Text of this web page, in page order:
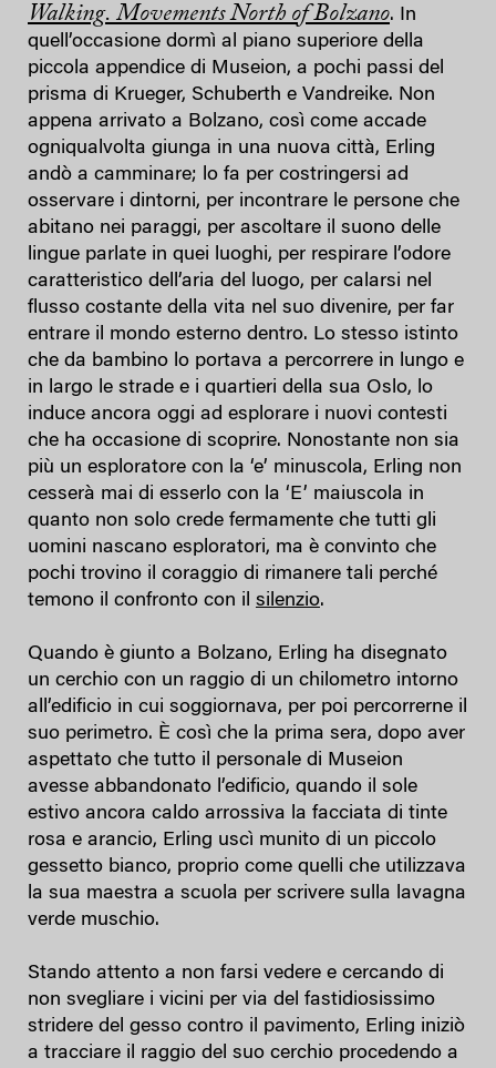
Walking. Movements North of Bolzano. In
quell’occasione dormì al piano superiore della
piccola appendice di Museion, a pochi passi del
prisma di Krueger, Schuberth e Vandreike. Non
appena arrivato a Bolzano, così come accade
ogniqualvolta giunga in una nuova città, Erling
andò a camminare; lo fa per costringersi ad
osservare i dintorni, per incontrare le persone che
abitano nei paraggi, per ascoltare il suono delle
lingue parlate in quei luoghi, per respirare l’odore
caratteristico dell’aria del luogo, per calarsi nel
flusso costante della vita nel suo divenire, per far
entrare il mondo esterno dentro. Lo stesso istinto
che da bambino lo portava a percorrere in lungo e
in largo le strade e i quartieri della sua Oslo, lo
induce ancora oggi ad esplorare i nuovi contesti
che ha occasione di scoprire. Nonostante non sia
più un esploratore con la ‘e’ minuscola, Erling non
cesserà mai di esserlo con la ‘E’ maiuscola in
quanto non solo crede fermamente che tutti gli
uomini nascano esploratori, ma è convinto che
pochi trovino il coraggio di rimanere tali perché
temono il confronto con il silenzio.
Quando è giunto a Bolzano, Erling ha disegnato
un cerchio con un raggio di un chilometro intorno
all’edificio in cui soggiornava, per poi percorrerne il
suo perimetro. È così che la prima sera, dopo aver
aspettato che tutto il personale di Museion
avesse abbandonato l’edificio, quando il sole
estivo ancora caldo arrossiva la facciata di tinte
rosa e arancio, Erling uscì munito di un piccolo
gessetto bianco, proprio come quelli che utilizzava
la sua maestra a scuola per scrivere sulla lavagna
verde muschio.
Stando attento a non farsi vedere e cercando di
non svegliare i vicini per via del fastidiosissimo
stridere del gesso contro il pavimento, Erling iniziò
a tracciare il raggio del suo cerchio procedendo a